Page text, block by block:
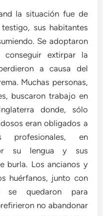
la situación fue de
sus habitantes
Se adoptaron
conseguir extirpar la
a causa del
Muchas personas,
buscaron trabajo en
donde, sólo
eran obligados a
profesionales, en
su lengua y sus
burla. Los ancianos y
huérfanos, junto con
se quedaron para
no abandonar